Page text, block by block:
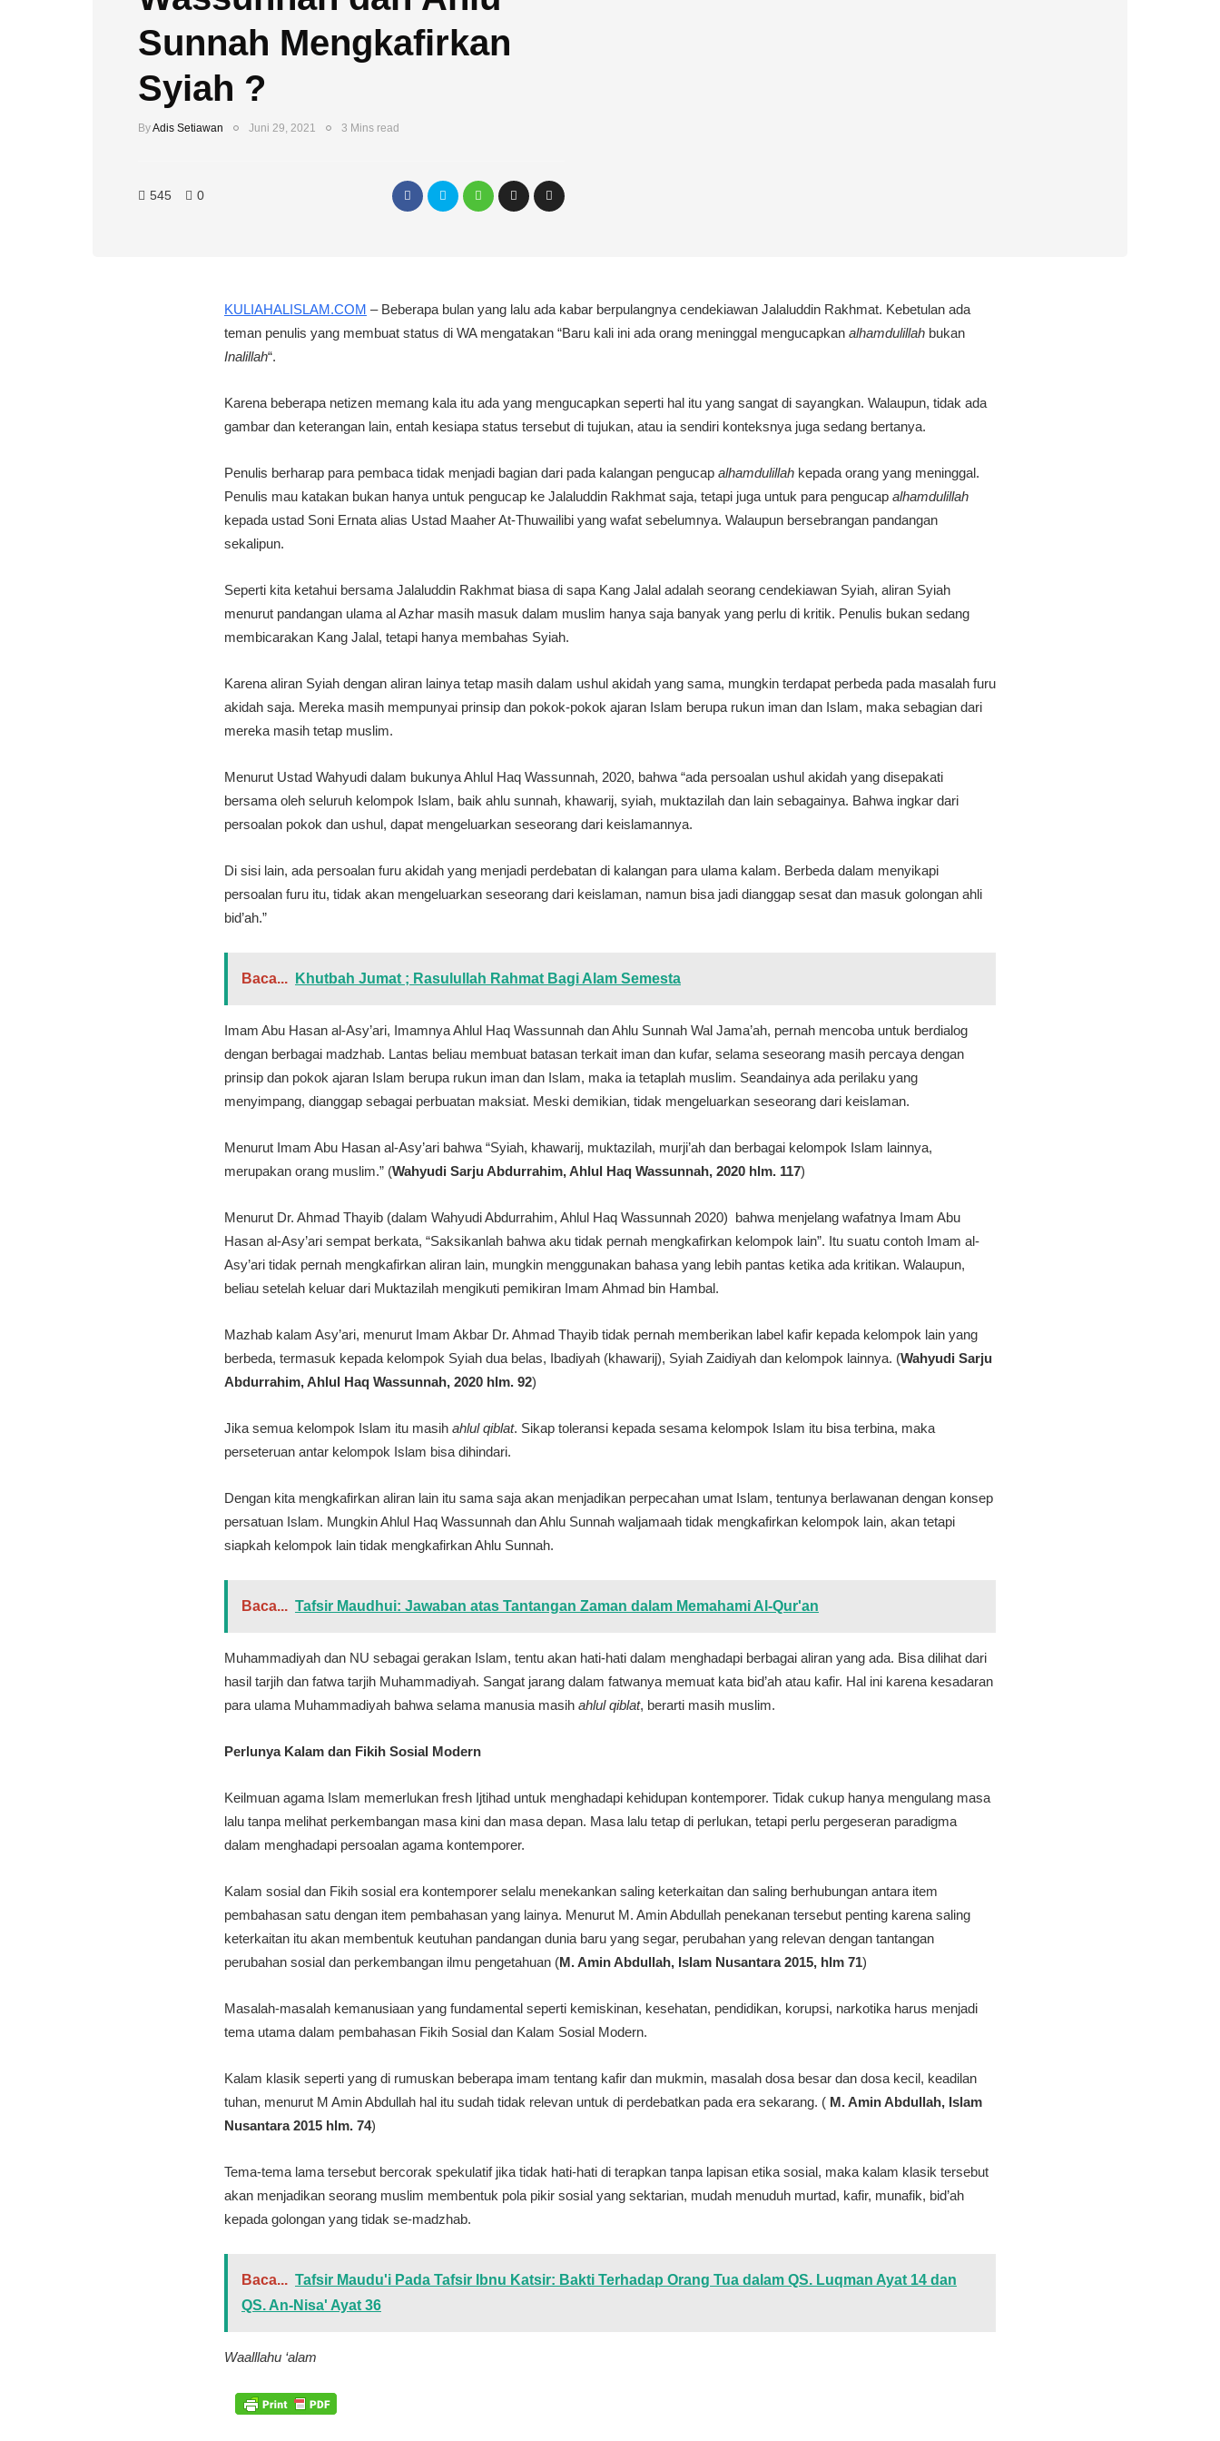
Sunnah Mengkafirkan
Syiah ?
ByAdis Setiawan Juni 29, 2021 3 Mins read
545 0
KULIAHALISLAM.COM – Beberapa bulan yang lalu ada kabar berpulangnya cendekiawan Jalaluddin Rakhmat. Kebetulan ada
teman penulis yang membuat status di WA mengatakan “Baru kali ini ada orang meninggal mengucapkan alhamdulillah bukan
Inalillah“.
Karena beberapa netizen memang kala itu ada yang mengucapkan seperti hal itu yang sangat di sayangkan. Walaupun, tidak ada
gambar dan keterangan lain, entah kesiapa status tersebut di tujukan, atau ia sendiri konteksnya juga sedang bertanya.
Penulis berharap para pembaca tidak menjadi bagian dari pada kalangan pengucap alhamdulillah kepada orang yang meninggal.
Penulis mau katakan bukan hanya untuk pengucap ke Jalaluddin Rakhmat saja, tetapi juga untuk para pengucap alhamdulillah
kepada ustad Soni Ernata alias Ustad Maaher At-Thuwailibi yang wafat sebelumnya. Walaupun bersebrangan pandangan
sekalipun.
Seperti kita ketahui bersama Jalaluddin Rakhmat biasa di sapa Kang Jalal adalah seorang cendekiawan Syiah, aliran Syiah
menurut pandangan ulama al Azhar masih masuk dalam muslim hanya saja banyak yang perlu di kritik. Penulis bukan sedang
membicarakan Kang Jalal, tetapi hanya membahas Syiah.
Karena aliran Syiah dengan aliran lainya tetap masih dalam ushul akidah yang sama, mungkin terdapat perbeda pada masalah furu
akidah saja. Mereka masih mempunyai prinsip dan pokok-pokok ajaran Islam berupa rukun iman dan Islam, maka sebagian dari
mereka masih tetap muslim.
Menurut Ustad Wahyudi dalam bukunya Ahlul Haq Wassunnah, 2020, bahwa “ada persoalan ushul akidah yang disepakati
bersama oleh seluruh kelompok Islam, baik ahlu sunnah, khawarij, syiah, muktazilah dan lain sebagainya. Bahwa ingkar dari
persoalan pokok dan ushul, dapat mengeluarkan seseorang dari keislamannya.
Di sisi lain, ada persoalan furu akidah yang menjadi perdebatan di kalangan para ulama kalam. Berbeda dalam menyikapi
persoalan furu itu, tidak akan mengeluarkan seseorang dari keislaman, namun bisa jadi dianggap sesat dan masuk golongan ahli
bid’ah.”
Baca... Khutbah Jumat ; Rasulullah Rahmat Bagi Alam Semesta
Imam Abu Hasan al-Asy’ari, Imamnya Ahlul Haq Wassunnah dan Ahlu Sunnah Wal Jama’ah, pernah mencoba untuk berdialog
dengan berbagai madzhab. Lantas beliau membuat batasan terkait iman dan kufar, selama seseorang masih percaya dengan
prinsip dan pokok ajaran Islam berupa rukun iman dan Islam, maka ia tetaplah muslim. Seandainya ada perilaku yang
menyimpang, dianggap sebagai perbuatan maksiat. Meski demikian, tidak mengeluarkan seseorang dari keislaman.
Menurut Imam Abu Hasan al-Asy’ari bahwa “Syiah, khawarij, muktazilah, murji’ah dan berbagai kelompok Islam lainnya,
merupakan orang muslim.” (Wahyudi Sarju Abdurrahim, Ahlul Haq Wassunnah, 2020 hlm. 117)
Menurut Dr. Ahmad Thayib (dalam Wahyudi Abdurrahim, Ahlul Haq Wassunnah 2020) bahwa menjelang wafatnya Imam Abu
Hasan al-Asy’ari sempat berkata, “Saksikanlah bahwa aku tidak pernah mengkafirkan kelompok lain”. Itu suatu contoh Imam al-
Asy’ari tidak pernah mengkafirkan aliran lain, mungkin menggunakan bahasa yang lebih pantas ketika ada kritikan. Walaupun,
beliau setelah keluar dari Muktazilah mengikuti pemikiran Imam Ahmad bin Hambal.
Mazhab kalam Asy’ari, menurut Imam Akbar Dr. Ahmad Thayib tidak pernah memberikan label kafir kepada kelompok lain yang
berbeda, termasuk kepada kelompok Syiah dua belas, Ibadiyah (khawarij), Syiah Zaidiyah dan kelompok lainnya. (Wahyudi Sarju
Abdurrahim, Ahlul Haq Wassunnah, 2020 hlm. 92)
Jika semua kelompok Islam itu masih ahlul qiblat. Sikap toleransi kepada sesama kelompok Islam itu bisa terbina, maka
perseteruan antar kelompok Islam bisa dihindari.
Dengan kita mengkafirkan aliran lain itu sama saja akan menjadikan perpecahan umat Islam, tentunya berlawanan dengan konsep
persatuan Islam. Mungkin Ahlul Haq Wassunnah dan Ahlu Sunnah waljamaah tidak mengkafirkan kelompok lain, akan tetapi
siapkah kelompok lain tidak mengkafirkan Ahlu Sunnah.
Baca... Tafsir Maudhui: Jawaban atas Tantangan Zaman dalam Memahami Al-Qur'an
Muhammadiyah dan NU sebagai gerakan Islam, tentu akan hati-hati dalam menghadapi berbagai aliran yang ada. Bisa dilihat dari
hasil tarjih dan fatwa tarjih Muhammadiyah. Sangat jarang dalam fatwanya memuat kata bid’ah atau kafir. Hal ini karena kesadaran
para ulama Muhammadiyah bahwa selama manusia masih ahlul qiblat, berarti masih muslim.
Perlunya Kalam dan Fikih Sosial Modern
Keilmuan agama Islam memerlukan fresh Ijtihad untuk menghadapi kehidupan kontemporer. Tidak cukup hanya mengulang masa
lalu tanpa melihat perkembangan masa kini dan masa depan. Masa lalu tetap di perlukan, tetapi perlu pergeseran paradigma
dalam menghadapi persoalan agama kontemporer.
Kalam sosial dan Fikih sosial era kontemporer selalu menekankan saling keterkaitan dan saling berhubungan antara item
pembahasan satu dengan item pembahasan yang lainya. Menurut M. Amin Abdullah penekanan tersebut penting karena saling
keterkaitan itu akan membentuk keutuhan pandangan dunia baru yang segar, perubahan yang relevan dengan tantangan
perubahan sosial dan perkembangan ilmu pengetahuan (M. Amin Abdullah, Islam Nusantara 2015, hlm 71)
Masalah-masalah kemanusiaan yang fundamental seperti kemiskinan, kesehatan, pendidikan, korupsi, narkotika harus menjadi
tema utama dalam pembahasan Fikih Sosial dan Kalam Sosial Modern.
Kalam klasik seperti yang di rumuskan beberapa imam tentang kafir dan mukmin, masalah dosa besar dan dosa kecil, keadilan
tuhan, menurut M Amin Abdullah hal itu sudah tidak relevan untuk di perdebatkan pada era sekarang. ( M. Amin Abdullah, Islam
Nusantara 2015 hlm. 74)
Tema-tema lama tersebut bercorak spekulatif jika tidak hati-hati di terapkan tanpa lapisan etika sosial, maka kalam klasik tersebut
akan menjadikan seorang muslim membentuk pola pikir sosial yang sektarian, mudah menuduh murtad, kafir, munafik, bid’ah
kepada golongan yang tidak se-madzhab.
Baca... Tafsir Maudu'i Pada Tafsir Ibnu Katsir: Bakti Terhadap Orang Tua dalam QS. Luqman Ayat 14 dan
QS. An-Nisa' Ayat 36
Waalllahu ‘alam